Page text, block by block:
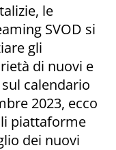
le
SVOD si
gli
di nuovi e
calendario
2023, ecco
piattaforme
dei nuovi